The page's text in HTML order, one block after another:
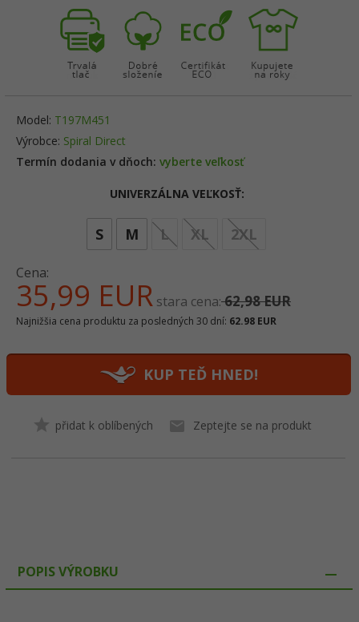
Model: T197M451
Termín dodania v dňoch: vyberte veľkosť
Výrobce: Spiral Direct
UNIVERZÁLNA VEĽKOSŤ:
S M L XL 2XL
Cena:
35,99 EUR stara cena:62,98 EUR
Najnižšia cena produktu za posledných 30 dní: 62.98 EUR
KUP TEĎ HNED!
přidat k oblíbených Zeptejte se na produkt
POPIS VÝROBKU